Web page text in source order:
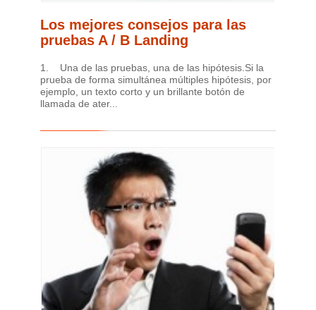
Los mejores consejos para las
pruebas A / B Landing
1. Una de las pruebas, una de las hipótesis.Si la
prueba de forma simultánea múltiples hipótesis, por
ejemplo, un texto corto y un brillante botón de
llamada de ater...